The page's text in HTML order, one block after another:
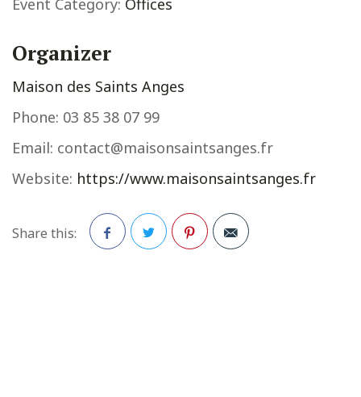
Organizer
Maison des Saints Anges
Phone: 03 85 38 07 99
Email: contact@maisonsaintsanges.fr
Website: https://www.maisonsaintsanges.fr
Share this: